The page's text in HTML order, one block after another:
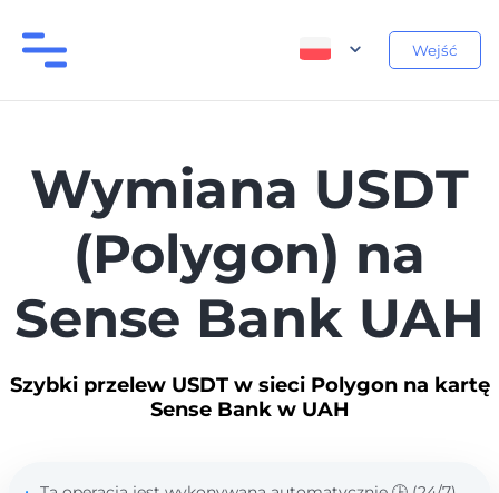
Wejść
Wymiana USDT
(Polygon) na
Sense Bank UAH
Szybki przelew USDT w sieci Polygon na kartę
Sense Bank w UAH